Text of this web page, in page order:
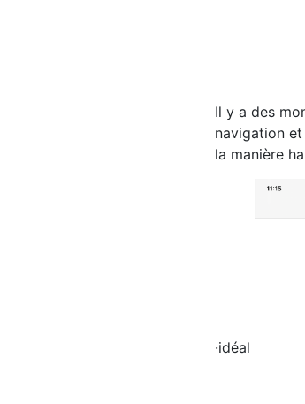
Il y a des
navigation
la manière
·idéal